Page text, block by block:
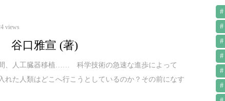
views
谷口雅宣 (著)
、人工臓器移植…… 科学技術の急速な進歩によって
れた人類はどこへ行こうとしているのか？その前になす